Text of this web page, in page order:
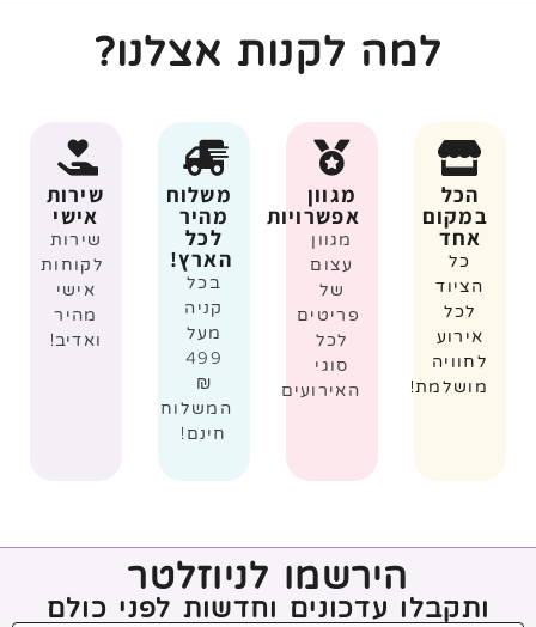
למה לקנות אצלנו?
הכל
במקום
אחד
כל
הציוד
לכל
אירוע
לחוויה
מושלמת!
מגוון
אפשרויות
מגוון
עצום
של
פריטים
לכל
סוגי
האירועים
משלוח
מהיר
לכל
הארץ!
בכל
קניה
מעל
499
₪
המשלוח
חינם!
שירות
אישי
שירות
לקוחות
אישי
מהיר
ואדיב!
הירשמו לניוזלטר
ותקבלו עדכונים וחדשות לפני כולם